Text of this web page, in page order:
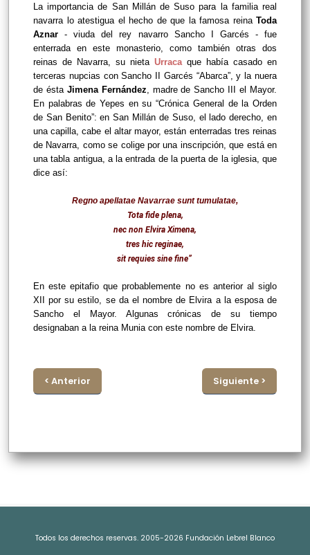
La importancia de San Millán de Suso para la familia real
navarra lo atestigua el hecho de que la famosa reina Toda
Aznar- viuda del rey navarro Sancho I Garcés - fue
enterrada en este monasterio, como también otras dos
reinas de Navarra, su nieta Urraca que había casado en
terceras nupcias con Sancho II Garcés “Abarca”, y la nuera
de ésta Jimena Fernández , madre de Sancho III el Mayor.
En palabras de Yepes en su “Crónica General de la Orden
de San Benito”: en San Millán de Suso, el lado derecho, en
una capilla, cabe el altar mayor, están enterradas tres reinas
de Navarra, como se colige por una inscripción, que está en
una tabla antigua, a la entrada de la puerta de la iglesia, que
dice así:
Regno apellatae Navarrae sunt tumulatae,
Tota fide plena,
nec non Elvira Ximena,
tres hic reginae,
sit requies sine fine”
En este epitafio que probablemente no es anterior al siglo
XII por su estilo, se da el nombre de Elvira a la esposa de
Sancho el Mayor. Algunas crónicas de su tiempo
designaban a la reina Munia con este nombre de Elvira.
< Anterior Siguiente >
Todos los derechos reservas. 2005-2026 Fundación Lebrel Blanco